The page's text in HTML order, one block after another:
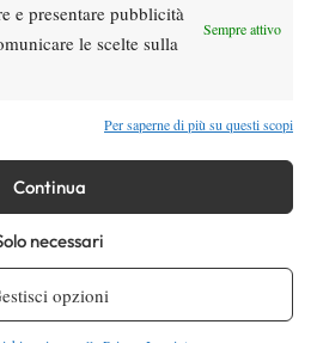
e presentare pubblicità
le scelte sulla
Sempre attivo
Per saperne di più su questi scopi
Continua
necessari
opzioni
Tennisregistrata Aut-Trib Milano n°
Nizegorodcew